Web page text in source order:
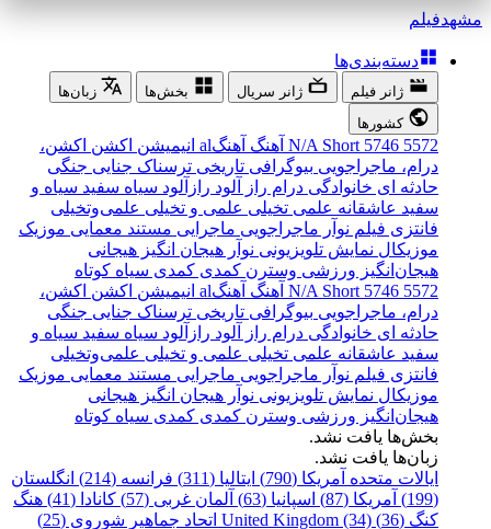
مشهدفیلم
دسته‌بندی‌ها
ژانر فیلم ژانر سریال بخش‌ها
زبان‌ها
کشورها
5572
5746
N/A Short آهنگ آهنگal انیمیشن اکشن اکشن،
درام، ماجراجویی بیوگرافی تاریخی ترسناک جنایی جنگی
حادثه ای خانوادگی درام راز آلود رازآلود سیاه سفید سیاه و
سفید عاشقانه علمی تخیلی علمی و تخیلی علمی‌و‌تخیلی
فانتزی فیلم نوآر ماجراجویی ماجرایی مستند معمایی موزیک
موزیکال نمایش تلویزیونی نوآر هیجان انگیز هیجانی
هیجان‌انگیز ورزشی وسترن کمدی کمدی سیاه کوتاه
5572
5746
N/A Short آهنگ آهنگal انیمیشن اکشن اکشن،
درام، ماجراجویی بیوگرافی تاریخی ترسناک جنایی جنگی
حادثه ای خانوادگی درام راز آلود رازآلود سیاه سفید سیاه و
سفید عاشقانه علمی تخیلی علمی و تخیلی علمی‌و‌تخیلی
فانتزی فیلم نوآر ماجراجویی ماجرایی مستند معمایی موزیک
موزیکال نمایش تلویزیونی نوآر هیجان انگیز هیجانی
هیجان‌انگیز ورزشی وسترن کمدی کمدی سیاه کوتاه
بخش‌ها یافت نشد.
زبان‌ها یافت نشد.
ایالات متحده آمریکا (790)
ایتالیا (311) فرانسه (214)
انگلستان
(199)
آمریکا (87) اسپانیا (63) آلمان غربی (57) کانادا (41)
هنگ
کنگ (36)
United Kingdom (34) اتحاد جماهیر شوروی (25)